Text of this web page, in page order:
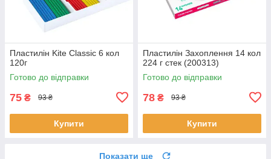
Пластилін Kite Classic 6 кол
120г
Готово до відправки
75 ₴ 93 ₴
Купити
Пластилін Захоплення 14 кол
224 г стек (200313)
Готово до відправки
78 ₴ 93 ₴
Купити
Показати ще